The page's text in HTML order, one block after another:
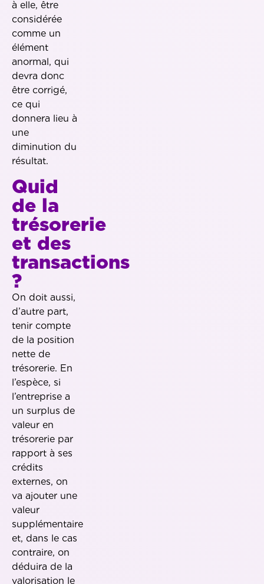
à elle, être
considérée
comme un
élément
anormal, qui
devra donc
être corrigé,
ce qui
donnera lieu à
une
diminution du
résultat.
Quid
de la
trésorerie
et des
transactions
?
On doit aussi,
d’autre part,
tenir compte
de la position
nette de
trésorerie. En
l’espèce, si
l’entreprise a
un surplus de
valeur en
trésorerie par
rapport à ses
crédits
externes, on
va ajouter une
valeur
supplémentaire
et, dans le cas
contraire, on
déduira de la
valorisation le